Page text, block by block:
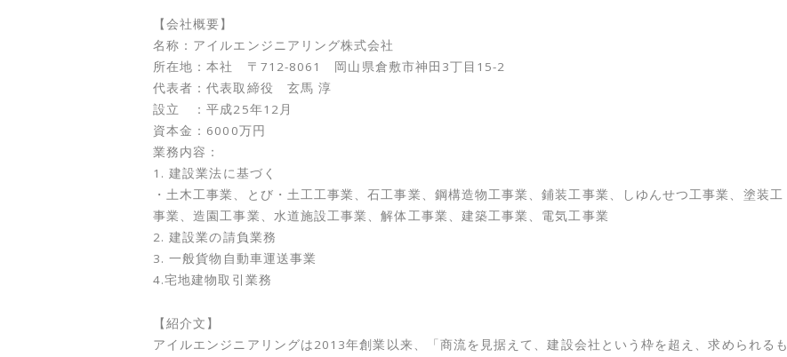
【会社概要】
名称： アイルエンジニアリング株式会社
所在地：本社 〒712-8061 岡山県倉敷市神田3丁目15-2
代表者：代表取締役 玄馬 淳
設立 ：平成25年12月
資本金：6000万円
業務内容：
1. 建設業法に基づく
・土木工事業、とび・土工工事業、石工事業、鋼構造物工事業、鋪装工事業、しゆんせつ工事業、塗装工
事業、造園工事業、水道施設工事業、解体工事業、建築工事業、電気工事業
2. 建設業の請負業務
3. 一般貨物自動車運送事業
4.宅地建物取引業務
【紹介文】
アイルエンジニアリングは2013年創業以来、
「商流を見据えて、建設会社という枠を超え、求められるも